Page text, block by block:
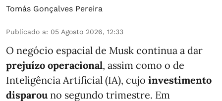
Tomás Gonçalves Pereira
Publicado a: 05 Agosto 2026, 12:33
O negócio espacial de Musk continua a dar
prejuízo operacional, assim como o de
Inteligência Artificial (IA), cujo investimento
disparou no segundo trimestre. Em